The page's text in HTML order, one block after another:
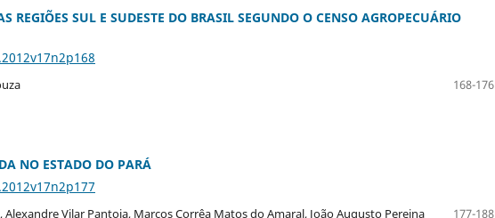
REGIÕES SUL E SUDESTE DO BRASIL SEGUNDO O CENSO AGROPECUÁRIO
168-176
NO ESTADO DO PARÁ
Vilar Pantoja, Marcos Corrêa Matos do Amaral, João Augusto Pereina
177-188